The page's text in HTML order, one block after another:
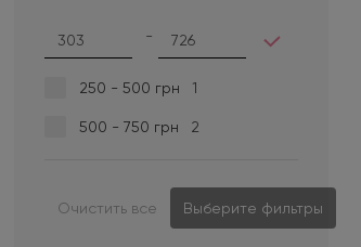
-
250 - 500 грн 1
500 - 750 грн 2
Очистить все Выберите фильтры